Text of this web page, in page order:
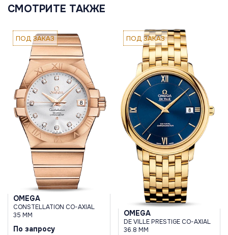
СМОТРИТЕ ТАКЖЕ
ПОД ЗАКАЗ
OMEGA
CONSTELLATION CO-AXIAL
35 MM
По запросу
ПОД ЗАКАЗ
OMEGA
DE VILLE PRESTIGE CO-AXIAL
36.8 MM